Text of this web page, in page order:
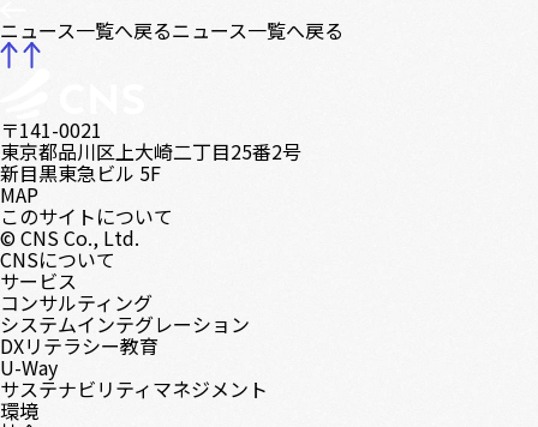
ニュース一覧へ戻るニュース一覧へ戻る
〒141-0021
東京都品川区上大崎二丁目25番2号
新目黒東急ビル 5F
MAP
このサイトについて
© CNS Co., Ltd.
CNSについて
サービス
コンサルティング
システムインテグレーション
DXリテラシー教育
U-Way
サステナビリティマネジメント
環境